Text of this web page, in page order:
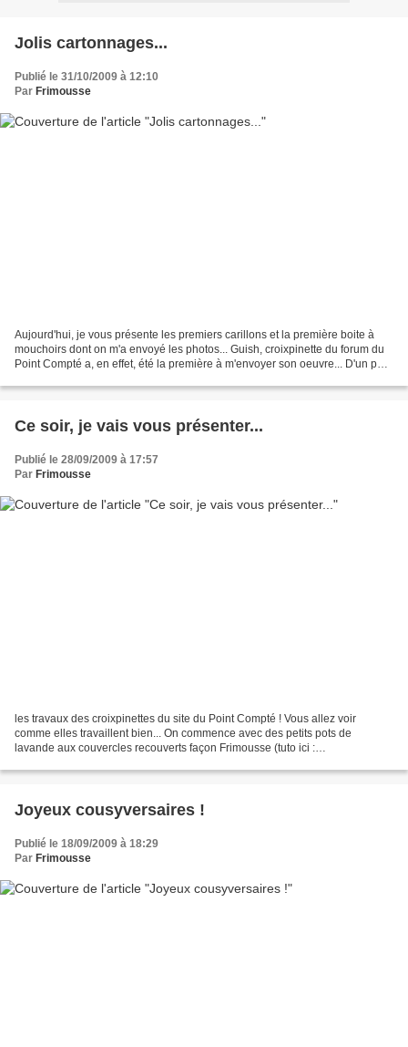
Jolis cartonnages...
Publié le 31/10/2009 à 12:10
Par Frimousse
Aujourd'hui, je vous présente les premiers carillons et la première boite à
mouchoirs dont on m'a envoyé les photos... Guish, croixpinette du forum du
Point Compté a, en effet, été la première à m'envoyer son oeuvre... D'un peu
Ce soir, je vais vous présenter...
Publié le 28/09/2009 à 17:57
Par Frimousse
les travaux des croixpinettes du site du Point Compté ! Vous allez voir
comme elles travaillent bien... On commence avec des petits pots de
lavande aux couvercles recouverts façon Frimousse (tuto ici :
Joyeux cousyversaires !
Publié le 18/09/2009 à 18:29
Par Frimousse